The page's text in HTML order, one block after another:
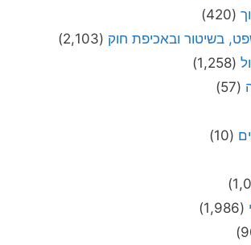
(420)
בשיטור ובאכיפת חוק (2,103)
(1,258)
(57)
(10)
(1,986)